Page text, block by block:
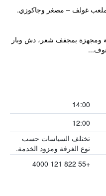
ملعب غولف – مصغر وجاكوزي.
ومجهزة بمجفف شعر، دش وبار
14:00
12:00
تختلف السياسات حسب
نوع الغرفة ومزود الخدمة.
+55 822 121 4000